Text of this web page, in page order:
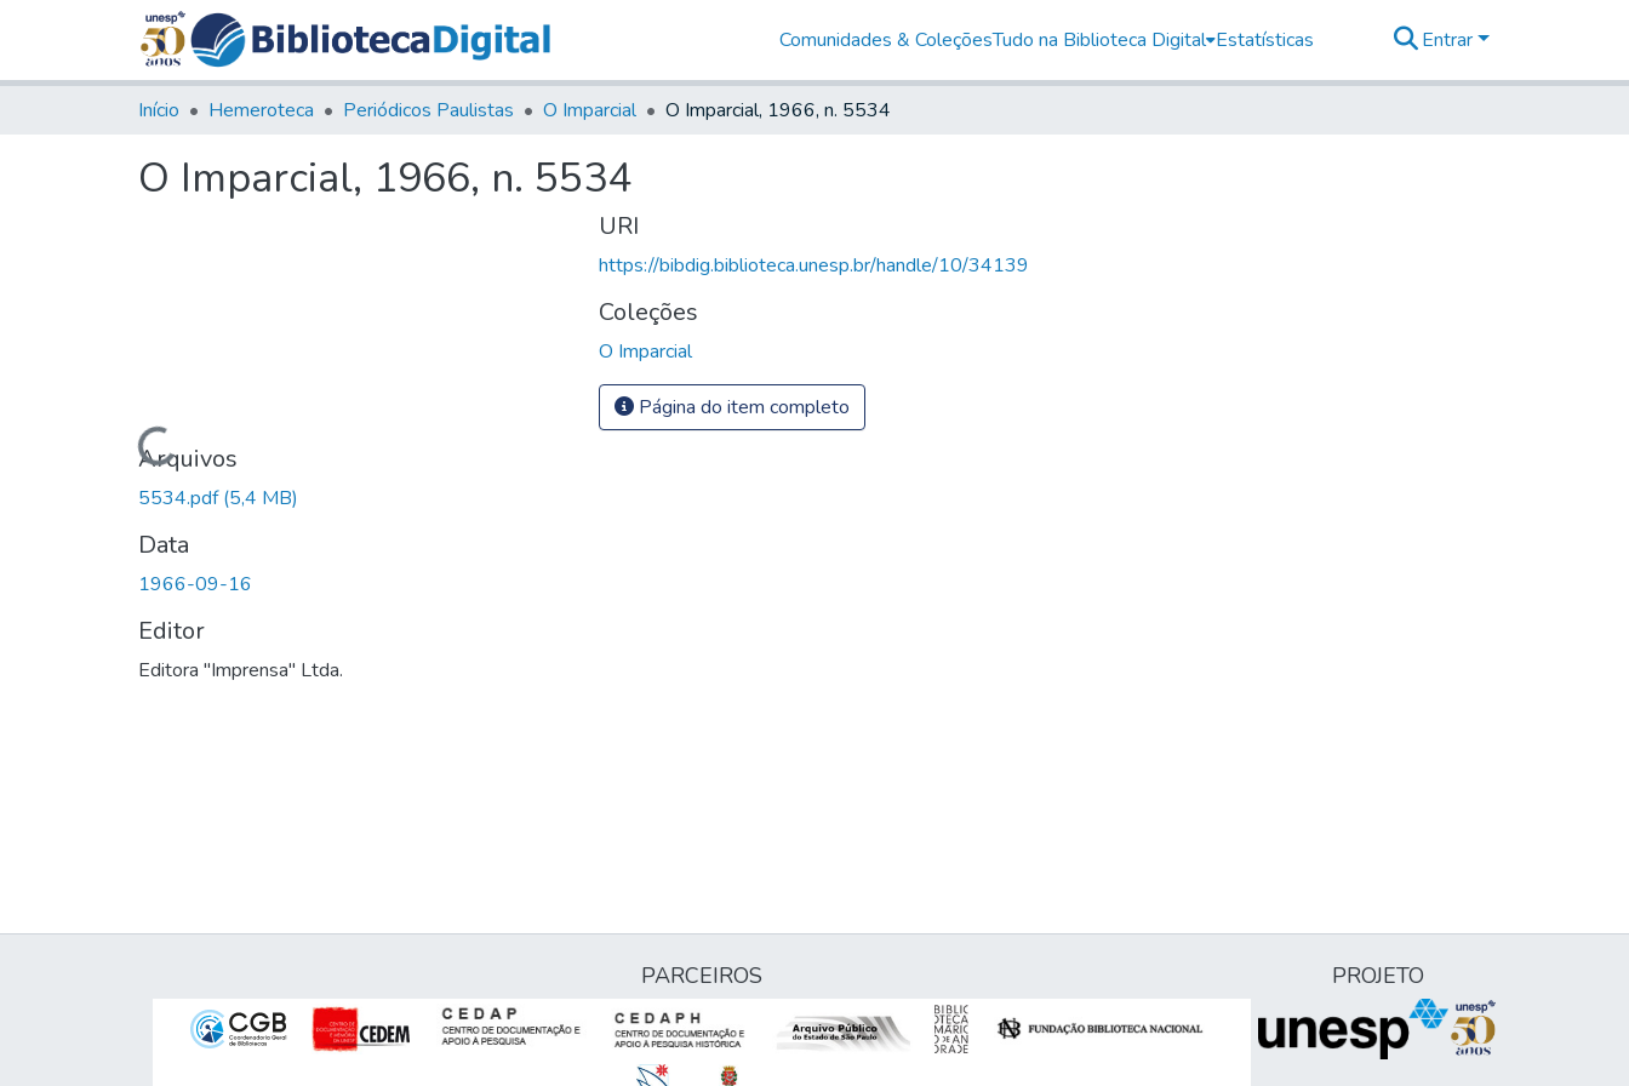
Comunidades & ColeçõesTudo na Biblioteca Digital Estatísticas Entrar
Início Hemeroteca Periódicos Paulistas O Imparcial O Imparcial, 1966, n. 5534
O Imparcial, 1966, n. 5534
Carregando...
Arquivos
5534.pdf(5,4 MB)
Data
1966-09-16
Editor
Editora "Imprensa" Ltda.
URI
https://bibdig.biblioteca.unesp.br/handle/10/34139
Coleções
O Imparcial
Página do item completo
PARCEIROS PROJETO